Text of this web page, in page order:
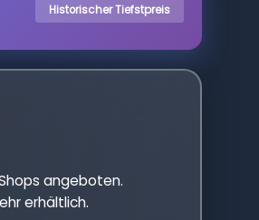
Historischer Tiefstpreis
angeboten.
erhältlich.